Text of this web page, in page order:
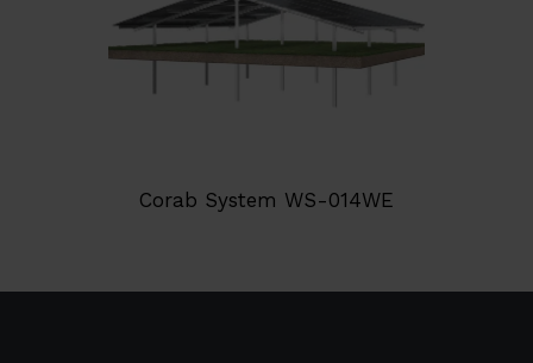
Corab System WS-014WE